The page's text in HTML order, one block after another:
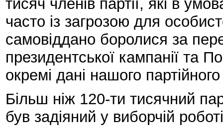
тисяч членів партії, які в
часто із загрозою для
самовіддано боролися за
президентської кампанії та
окремі дані нашого
Більш ніж 120-ти тисячний
був задіяний у виборчій